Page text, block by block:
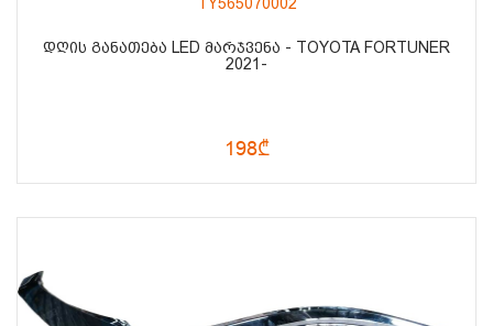
ᲓᲦᲘᲡ ᲒᲐᲜᲐᲗᲔᲑᲐ LED ᲛᲐᲠᲯᲕᲔᲜᲐ - TOYOTA FORTUNER
2021-
198₾